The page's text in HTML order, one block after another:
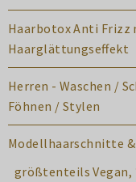
Haarbotox Anti Frizz
Haarglättungseffekt
Herren - Waschen /
Föhnen / Stylen
Modellhaarschnitte
größtenteils Vegan,